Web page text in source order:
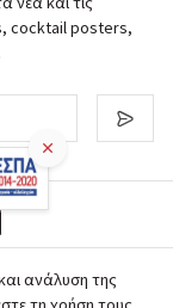
cocktail posters,
Reserved
ανάλυση της